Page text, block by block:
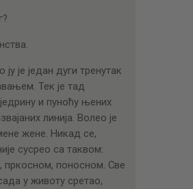
је један дуги тренутак
Тек је тад
и пуноћу њених
линија. Волео је
жене. Никад се,
сусрео са таквом:
пркосном, поносном. Све
у животу сретао,